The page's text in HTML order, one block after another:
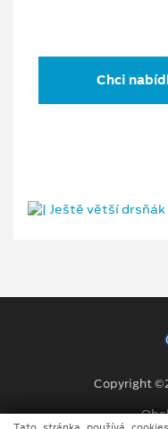
Chci
Copyright